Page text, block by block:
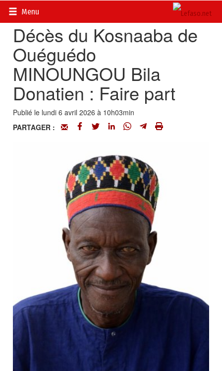
Menu
Accueil>
Décès du Kosnaaba de
Ouéguédo
MINOUNGOU Bila
Donatien : Faire part
Publié le lundi 6 avril 2026 à 10h03min
PARTAGER :